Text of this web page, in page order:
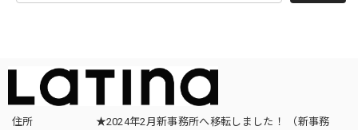
住所
★2024年2月新事務所へ移転しました！ （新事務